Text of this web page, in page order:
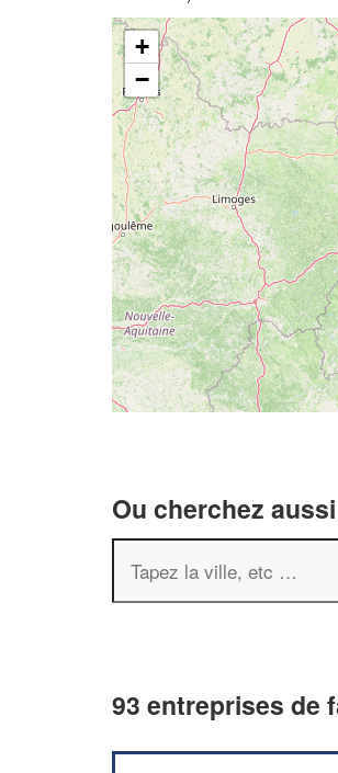
+
−
Ou cherchez
93 entreprises de